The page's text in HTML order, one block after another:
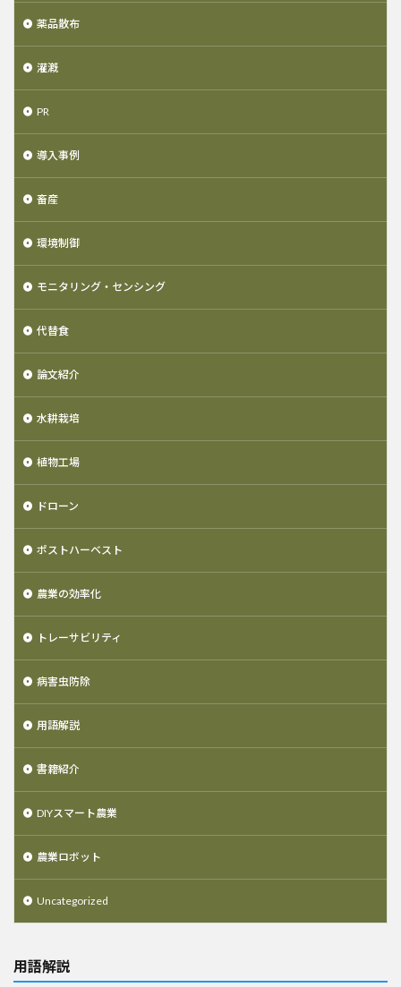
薬品散布
灌漑
PR
導入事例
畜産
環境制御
モニタリング・センシング
代替食
論文紹介
水耕栽培
植物工場
ドローン
ポストハーベスト
農業の効率化
トレーサビリティ
病害虫防除
用語解説
書籍紹介
DIYスマート農業
農業ロボット
Uncategorized
用語解説